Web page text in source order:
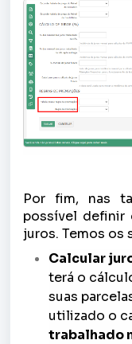
Por fim, nas
possível definir
juros. Temos os
Calcular
terá o
suas
utilizado o
trabalhado